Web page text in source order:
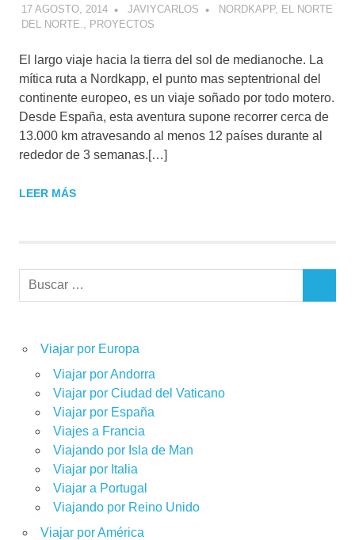
17 AGOSTO, 2014 JAVIYCARLOS
NORDKAPP, EL NORTE
DEL NORTE.
PROYECTOS
El largo viaje hacia la tierra del sol de medianoche. La
mítica ruta a Nordkapp, el punto mas septentrional del
continente europeo, es un viaje soñado por todo motero.
Desde España, esta aventura supone recorrer cerca de
13.000 km atravesando al menos 12 países durante al
rededor de 3 semanas.[…]
LEER MÁS
Buscar:
Viajar por Europa
Viajar por Andorra
Viajar por Ciudad del Vaticano
Viajar por España
Viajes a Francia
Viajando por Isla de Man
Viajar por Italia
Viajar a Portugal
Viajando por Reino Unido
Viajar por América